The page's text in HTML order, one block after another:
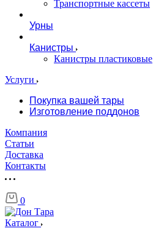
Транспортные кассеты
Урны
Канистры
Канистры пластиковые
Услуги
Покупка вашей тары
Изготовление поддонов
Компания
Статьи
Доставка
Контакты
0
Каталог